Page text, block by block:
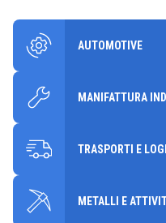
AUTOMOTIVE
MANIFATTURA
TRASPORTI E
METALLI E